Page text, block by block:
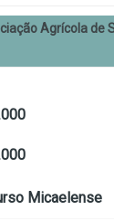
Agrícola de
Micaelense